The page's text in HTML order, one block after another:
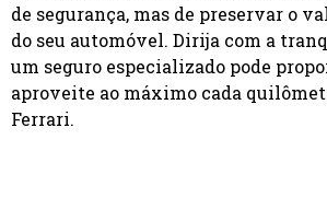
de segurança, mas de preservar o
do seu automóvel. Dirija com a
um seguro especializado pode
aproveite ao máximo cada
Ferrari.